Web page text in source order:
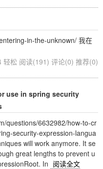
in-the-unknown/ 我在
轻松 阅读(191) 评论(0) 推荐(0)
use in spring security
questions/6632982/how-to-cr
security-expression-langua
will work anymore. It se
great lengths to prevent u
In 阅读全文